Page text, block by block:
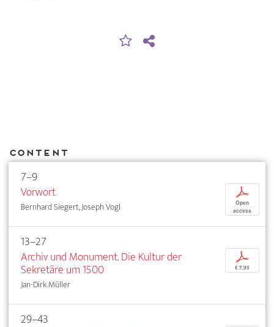
Content
7–9
Vorwort
Bernhard Siegert, Joseph Vogl
p
Open
access
13–27
Archiv und Monument. Die Kultur der
Sekretäre um 1500
Jan-Dirk Müller
p
€ 7,95
29–43